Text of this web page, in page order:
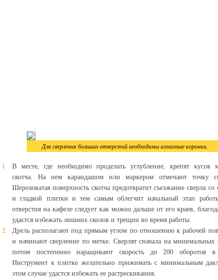
Для сверления больших отверстий необходимы алмазные коронки.
В месте, где необходимо проделать углубление, крепят кусок
скотча. На нем карандашом или маркером отмечают точку
Шероховатая поверхность скотча предотвратит съезжание сверла со
и гладкой плитки и тем самым облегчит начальный этап
отверстия на кафеле следует как можно дальше от его краев,
удастся избежать лишних сколов и трещин во время работы.
Дрель располагают под прямым углом по отношению к рабочей
и начинают сверление по метке. Сверлят сначала на минимальных
потом постепенно наращивают скорость до 200 оборотов
Инструмент к плитке желательно прижимать с минимальным
этом случае удастся избежать ее растрескивания.